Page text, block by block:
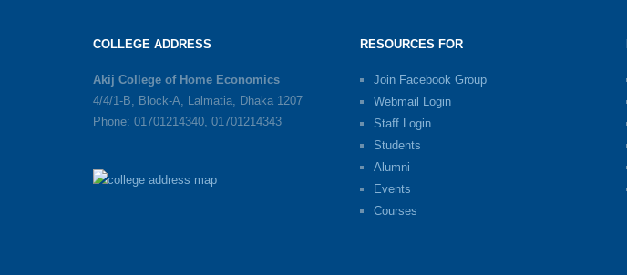
COLLEGE ADDRESS
Akij College of Home Economics
4/4/1-B, Block-A, Lalmatia, Dhaka 1207
Phone: 01701214340, 01701214343
RESOURCES FOR
Join Facebook Group
Webmail Login
Staff Login
Students
Alumni
Events
Courses